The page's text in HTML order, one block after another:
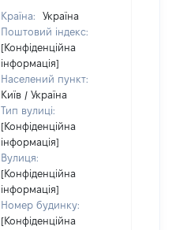
Країна:
Україна
Поштовий індекс:
[Конфіденційна
інформація]
Населений пункт:
Київ / Україна
Тип вулиці:
[Конфіденційна
інформація]
Вулиця:
[Конфіденційна
інформація]
Номер будинку:
[Конфіденційна